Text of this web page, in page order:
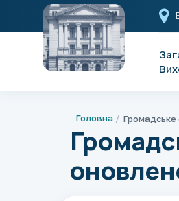
Головна